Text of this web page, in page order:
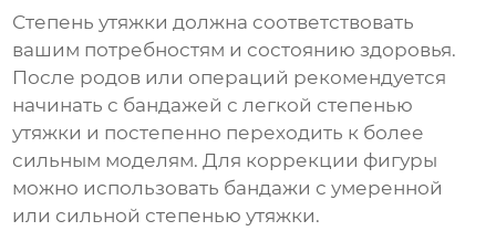
Степень утяжки должна соответствовать
вашим потребностям и состоянию здоровья.
После родов или операций рекомендуется
начинать с бандажей с легкой степенью
утяжки и постепенно переходить к более
сильным моделям. Для коррекции фигуры
можно использовать бандажи с умеренной
или сильной степенью утяжки.